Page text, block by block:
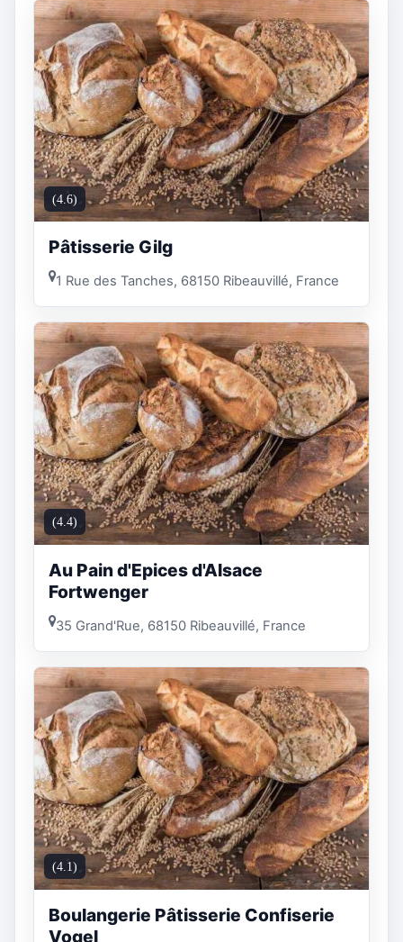
(4.6)
Pâtisserie Gilg
1 Rue des Tanches, 68150 Ribeauvillé, France
(4.4)
Au Pain d'Epices d'Alsace
Fortwenger
35 Grand'Rue, 68150 Ribeauvillé, France
(4.1)
Boulangerie Pâtisserie Confiserie
Vogel